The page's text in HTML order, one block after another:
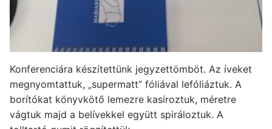
Konferenciára készítettünk jegyzettömböt. Az íveket
megnyomtattuk, „supermatt” fóliával lefóliáztuk. A
borítókat könyvkötő lemezre kasíroztuk, méretre
vágtuk majd a belívekkel együtt spiráloztuk. A